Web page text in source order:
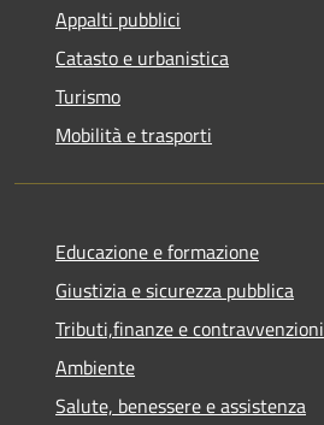
Appalti pubblici
Catasto e urbanistica
Turismo
Mobilità e trasporti
Educazione e formazione
Giustizia e sicurezza pubblica
Tributi,finanze e contravvenzioni
Ambiente
Salute, benessere e assistenza